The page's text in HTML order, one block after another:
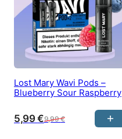
Lost Mary Wavi Pods –
Blueberry Sour Raspberry
9,99€
5,99€